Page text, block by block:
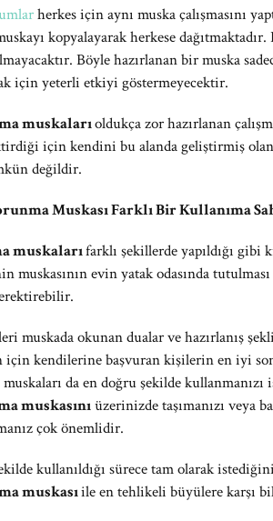
herkes için aynı muska çalışmasını
kopyalayarak herkese
Böyle hazırlanan bir muska
için yeterli etkiyi göstermeyecektir.
muskalarıoldukça zor hazırlanan
için kendini bu alanda geliştirmiş
değildir.
Muskası Farklı Bir Kullanıma
muskalarıfarklı şekillerde yapıldığı gibi
muskasının evin yatak odasında
muskada okunan dualar ve hazırlanış
için kendilerine başvuran kişilerin en iyi
muskaları da en doğru şekilde
muskasınıüzerinizde taşımanızı veya
çok önemlidir.
kullanıldığı sürece tam olarak
muskasıile en tehlikeli büyülere karşı